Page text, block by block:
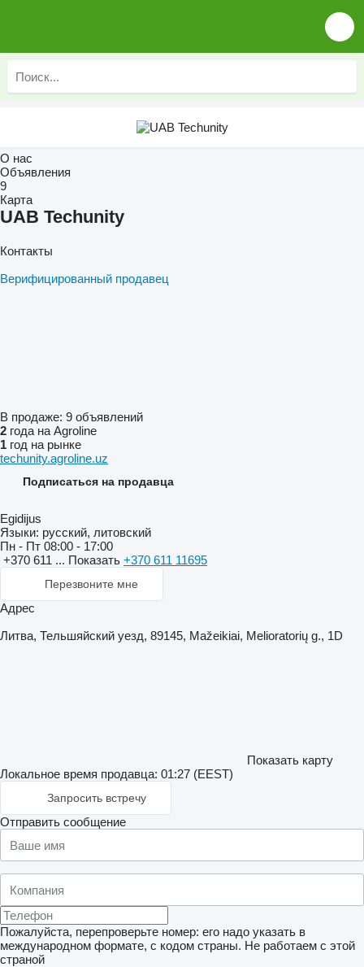
О нас
Объявления
9
Карта
UAB Techunity
Контакты
Верифицированный продавец
В продаже: 9 объявлений
2 года на Agroline
1 год на рынке
techunity.agroline.uz
Подписаться на продавца
Egidijus
Языки: русский, литовский
Пн - Пт 08:00 - 17:00
+370 611 ... Показать +370 611 11695
Перезвоните мне
Адрес
Литва, Тельшяйский уезд, 89145, Mažeikiai, Melioratorių g., 1D
Показать карту
Локальное время продавца: 01:27 (EEST)
Запросить встречу
Отправить сообщение
Пожалуйста, перепроверьте номер: его надо указать в
международном формате, с кодом страны. Не работаем с этой
страной